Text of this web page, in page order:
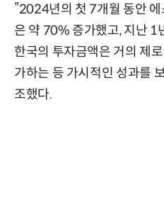
”2024년의 첫 7개월 동안
은 약 70% 증가했고, 지난 1
한국의 투자금액은 거의 제
가하는 등 가시적인 성과를
조했다.